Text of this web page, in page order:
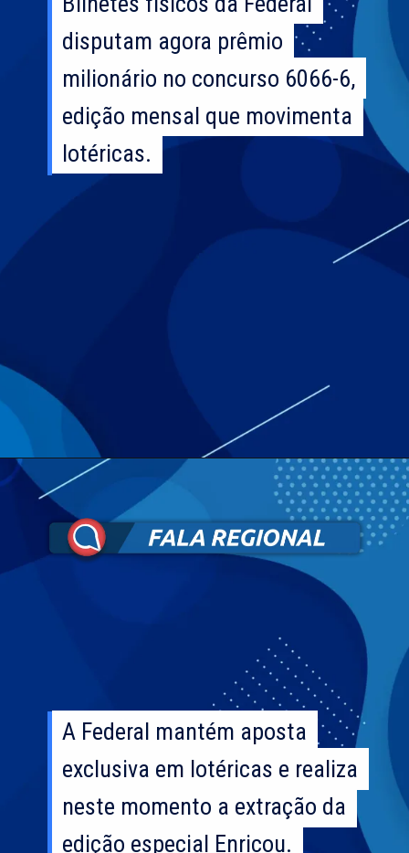
disputam agora prêmio
milionário no concurso 6066-6,
edição mensal que movimenta
lotéricas.
disputam agora prêmio
milionário no concurso 6066-6,
edição mensal que movimenta
lotéricas.
A Federal mantém aposta
exclusiva em lotéricas e realiza
neste momento a extração da
edição especial Enricou.
A Federal mantém aposta
exclusiva em lotéricas e realiza
neste momento a extração da
edição especial Enricou.